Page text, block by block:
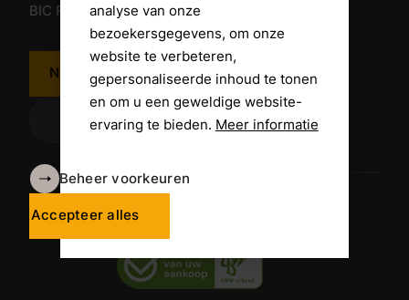
analyse van onze
bezoekersgegevens, om onze
website te verbeteren,
gepersonaliseerde inhoud te tonen
en om u een geweldige website-
ervaring te bieden. Meer informatie
Beheer voorkeuren
Accepteer alles
BIC RABONL2U
Neem contact op
Algemene voorwaarden